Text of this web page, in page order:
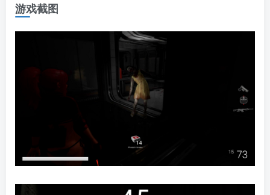
游戏截图